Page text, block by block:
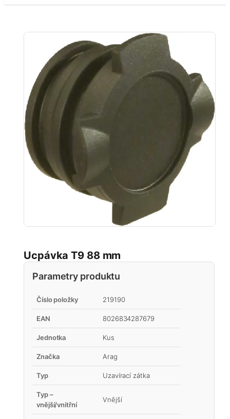
Ucpávka T9 88 mm
Parametry produktu
Číslo položky 219190
EAN 8026834287679
Jednotka Kus
Značka Arag
Typ Uzavírací zátka
Typ –
vnější/vnitřní
Vnější